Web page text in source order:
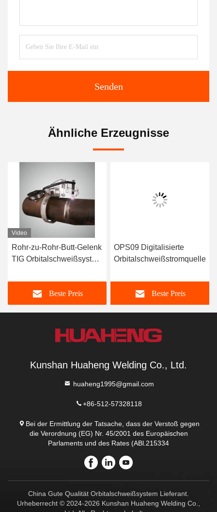
Senden
Ähnliche Erzeugnisse
Video
Rohr-zu-Rohr-Butt-Gelenk
TIG Orbitalschweißsystem
Beste Preis
OPS09 Digitalisierte
Orbitalschweißstromquelle
Beste Preis
Kunshan Huaheng Welding Co., Ltd.
huaheng1995@gmail.com
+86-512-57328118
Bei der Ermittlung der Tatsache, dass der Verstoß gegen
die Verordnung (EG) Nr. 45/2001 des Europäischen
Parlaments und des Rates (ABl.215334
China Gute Qualität Orbitalschweißsystem Lieferant.
Urheberrecht © 2024-2026 Kunshan Huaheng Welding Co.,